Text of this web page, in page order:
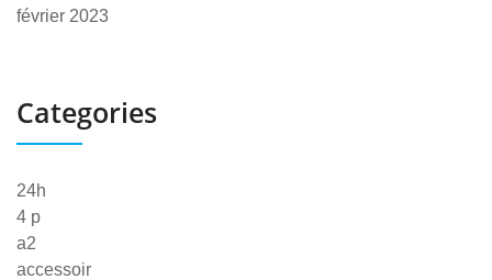
février 2023
Categories
24h
4 p
a2
accessoir